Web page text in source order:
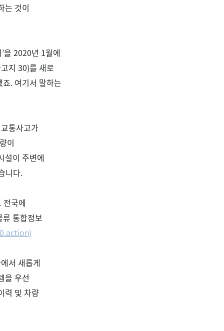
는 것이
’을 2020년 1월에
지 30)를 새로
죠. 여기서 말하는
통사고가
이
설이 주변에
니다.
전국에
통합정보
서 새롭게
을 우선
력 및 차량